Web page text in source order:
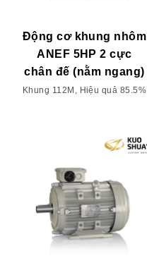
Động cơ khung nhôm
ANEF 5HP 2 cực
chân đế (nằm ngang)
Khung 112M, Hiệu quả 85.5%